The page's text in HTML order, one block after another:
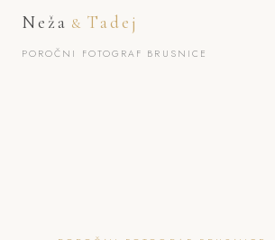
Neža & Tadej
POROČNI FOTOGRAF BRUSNICE